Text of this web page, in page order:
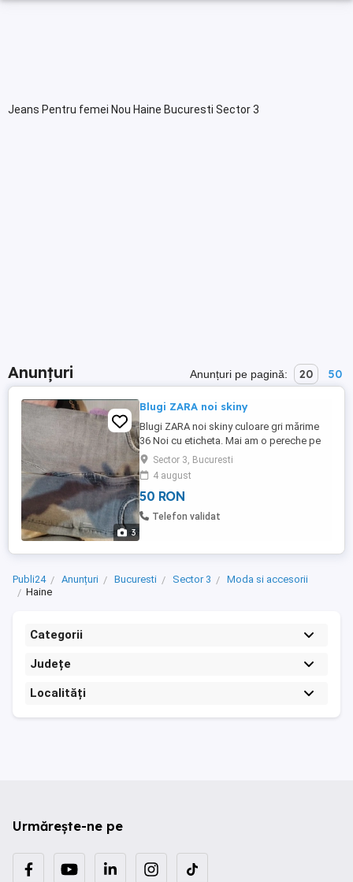
Jeans Pentru femei Nou Haine Bucuresti Sector 3
Anunțuri Anunțuri pe pagină: 20 50
3
Blugi ZARA noi skiny
Blugi ZARA noi skiny culoare gri mărime
36 Noi cu eticheta. Mai am o pereche pe
culoarea negru. Sector 3 tel
Sector 3, Bucuresti
4 august
50 RON
Telefon validat
Publi24 Anunțuri Bucuresti Sector 3
Moda si accesorii
Haine
Categorii
Județe
Localități
Urmărește-ne pe